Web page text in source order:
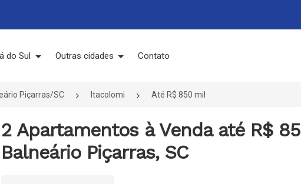
do Sul Outras cidades Contato
Piçarras/SC Itacolomi Até R$ 850 mil
2 Apartamentos à Venda até R$
Balneário Piçarras, SC